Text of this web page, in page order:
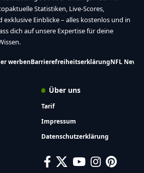
Statistiken, Live-Scores,
Einblicke – alles kostenlos und in
dich auf unsere Expertise für deine
werbenBarrierefreiheitserklärungNFL News
Über uns
Tarif
Impressum
Datenschutzerklärung